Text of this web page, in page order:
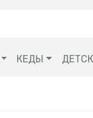
КЕДЫ